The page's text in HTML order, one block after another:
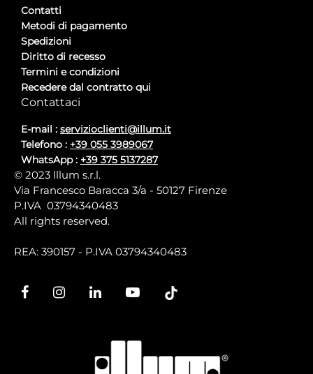
Contatti
Metodi di pagamento
Spedizioni
Diritto di recesso
Termini e condizioni
Recedere dal contratto qui
Contattaci
E-mail : servizioclienti@illum.it
Telefono : +39 055 3989067
WhatsApp : +39 375 5137287
© 2023 lllum s.r.l.
Via Francesco Baracca 3/a - 50127 Firenze
P.IVA 03794340483
All rights reserved.
REA: 390157 - P.IVA 03794340483